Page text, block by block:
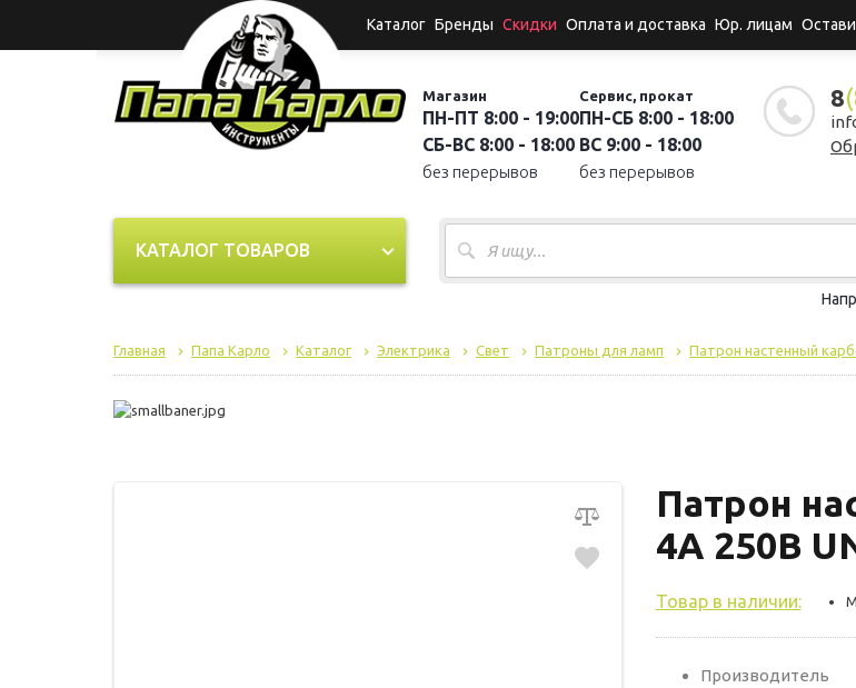
Каталог Бренды Скидки Оплата и доставка Юр. лицам
Магазин
ПН-ПТ 8:00 - 19:00
СБ-ВС 8:00 - 18:00
без перерывов
Сервис, прокат
ПН-СБ 8:00 - 18:00
ВС 9:00 - 18:00
без перерывов
8
КАТАЛОГ ТОВАРОВ
Главная Папа Карло Каталог Электрика Свет Патроны для ламп Патрон настенный
Патрон
4А 250В
Товар в наличии:
Производитель